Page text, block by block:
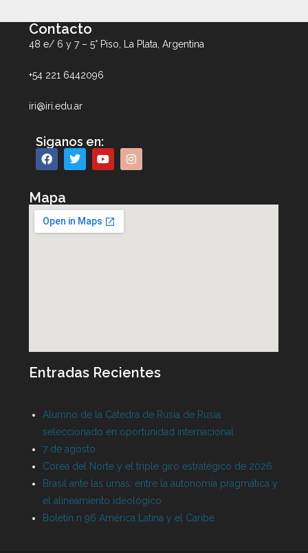
Contacto
48 e/ 6 y 7 – 5° Piso, La Plata, Argentina
+54 221 6442096
iri@iri.edu.ar
Siganos en:
Mapa
Entradas Recientes
Alumno de la Cátedra de Rusia de Rusia
seleccionado en oportunidad internacional
7 de agosto
Corea del Norte y el triple giro estratégico de 2026
Brasil ante las urnas: entre la autonomía pragmática y
el alineamiento ideológico
Boletín n 96 América Latina y el Caribe